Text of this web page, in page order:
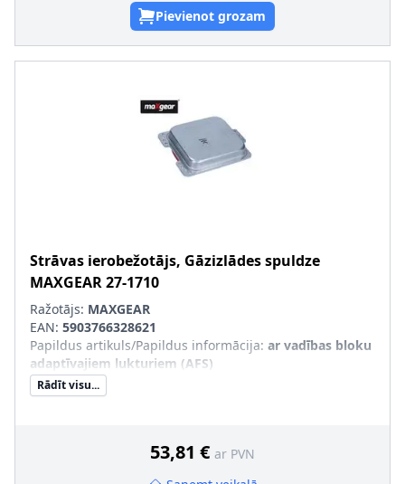
Pievienot grozam
Strāvas ierobežotājs, Gāzizlādes spuldze
MAXGEAR27-1710
Ražotājs: MAXGEAR
EAN: 5903766328621
Papildus artikuls/Papildus informācija: ar vadības bloku
adaptīvajiem lukturiem (AFS)
Rādīt visu...
53,81 € ar PVN